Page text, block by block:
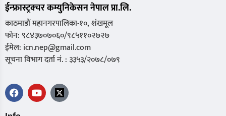
ईन्फ्रास्ट्रक्चर कम्युनिकेसन नेपाल प्रा.लि.
काठमाडौं महानगरपालिका-१०, शंखमूल
फोन: ९८४३७०७०६०/९८५११०२७२७
ईमेल: icn.nep@gmail.com
सूचना विभाग दर्ता नं. : ३३५३/२०७८/०७९